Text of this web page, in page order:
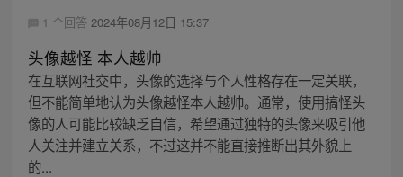
1 个回答 2024年08月12日 15:37
头像越怪 本人越帅
在互联网社交中，头像的选择与个人性格存在一定关联，
但不能简单地认为头像越怪本人越帅。通常，使用搞怪头
像的人可能比较缺乏自信，希望通过独特的头像来吸引他
人关注并建立关系，不过这并不能直接推断出其外貌上
的...